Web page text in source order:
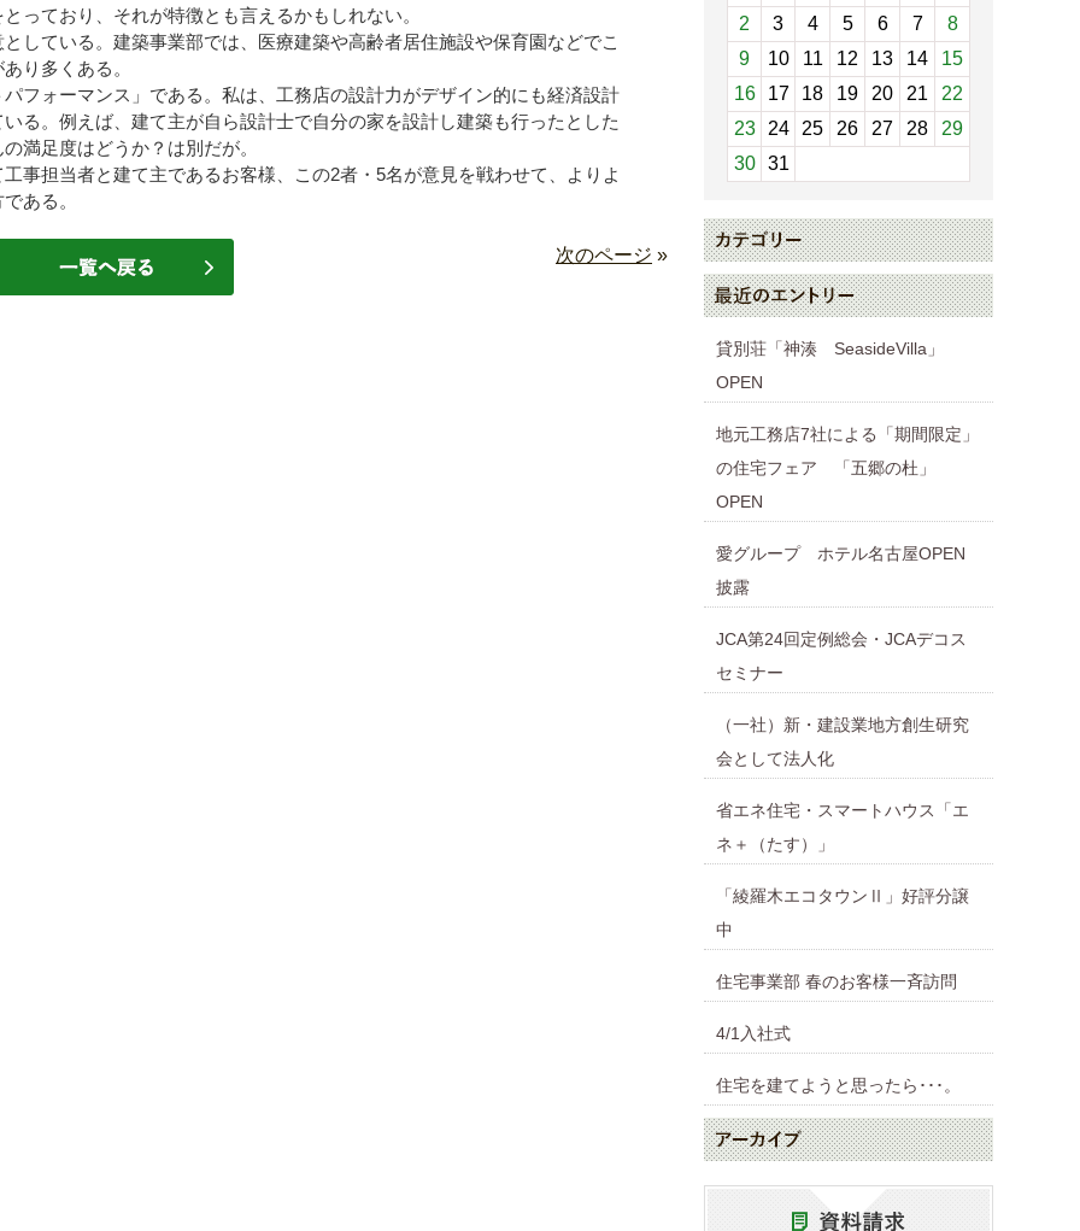
っており、それが特徴とも言えるかもしれない。
している。建築事業部では、医療建築や高齢者居住施設や保育園などでこ
り多くある。
フォーマンス」である。私は、工務店の設計力がデザイン的にも経済設計
る。例えば、建て主が自ら設計士で自分の家を設計し建築も行ったとした
満足度はどうか？は別だが。
事担当者と建て主であるお客様、この2者・5名が意見を戦わせて、よりよ
ある。
次のページ »
2
3 4 5 6 7
8
9
10 11 12 13 14
15
16
17 18 19 20 21
22
23
24 25 26 27 28
29
30
31
貸別荘「神湊 SeasideVilla」
OPEN
地元工務店7社による「期間限定」
の住宅フェア 「五郷の杜」
OPEN
愛グループ ホテル名古屋OPEN
披露
JCA第24回定例総会・JCAデコス
セミナー
（一社）新・建設業地方創生研究
会として法人化
省エネ住宅・スマートハウス「エ
ネ＋（たす）」
「綾羅木エコタウンⅡ」好評分譲
中
住宅事業部 春のお客様一斉訪問
4/1入社式
住宅を建てようと思ったら･･･。